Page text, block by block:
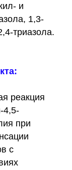
и
1,3-
триазола.
реакция
4,5-
при
с